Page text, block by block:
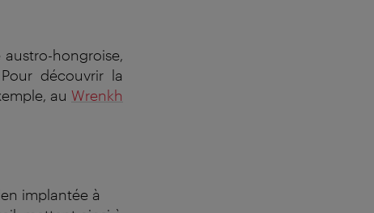
hongroise,
découvrir la
au Wrenkh
implantée à